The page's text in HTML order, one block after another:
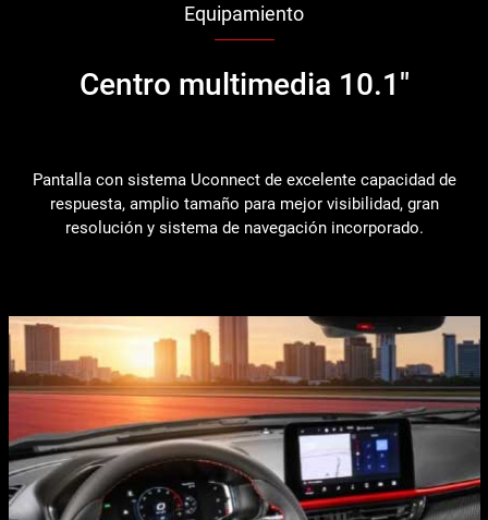
Equipamiento
Centro multimedia 10.1"
Pantalla con sistema Uconnect de excelente capacidad de
respuesta, amplio tamaño para mejor visibilidad, gran
resolución y sistema de navegación incorporado.